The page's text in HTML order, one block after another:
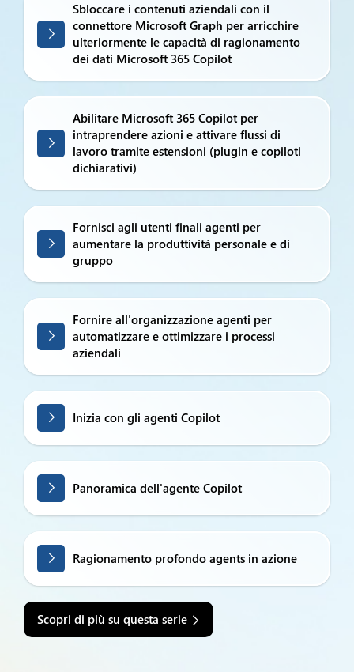
Sbloccare i contenuti aziendali con il
connettore Microsoft Graph per arricchire
ulteriormente le capacità di ragionamento
dei dati Microsoft 365 Copilot
Abilitare Microsoft 365 Copilot per
intraprendere azioni e attivare flussi di
lavoro tramite estensioni (plugin e copiloti
dichiarativi)
Fornisci agli utenti finali agenti per
aumentare la produttività personale e di
gruppo
Fornire all'organizzazione agenti per
automatizzare e ottimizzare i processi
aziendali
Inizia con gli agenti Copilot
Panoramica dell'agente Copilot
Ragionamento profondo agents in azione
Scopri di più su questa serie